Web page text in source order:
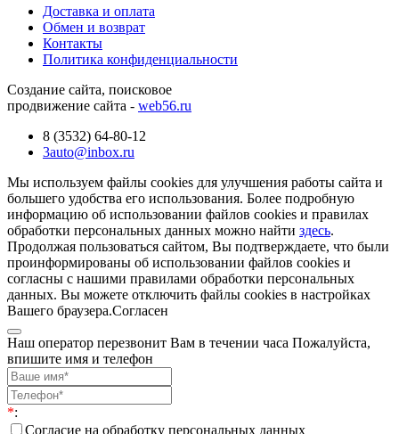
Доставка и оплата
Обмен и возврат
Контакты
Политика конфиденциальности
Создание сайта, поисковое
продвижение сайта - web56.ru
8 (3532) 64-80-12
3auto@inbox.ru
Мы используем файлы cookies для улучшения работы сайта и
большего удобства его использования. Более подробную
информацию об использовании файлов cookies и правилах
обработки персональных данных можно найти здесь.
Продолжая пользоваться сайтом, Вы подтверждаете, что были
проинформированы об использовании файлов cookies и
согласны с нашими правилами обработки персональных
данных. Вы можете отключить файлы cookies в настройках
Вашего браузера.Согласен
Наш оператор перезвонит Вам в течении часа Пожалуйста,
впишите имя и телефон
*:
Согласие на обработку персональных данных